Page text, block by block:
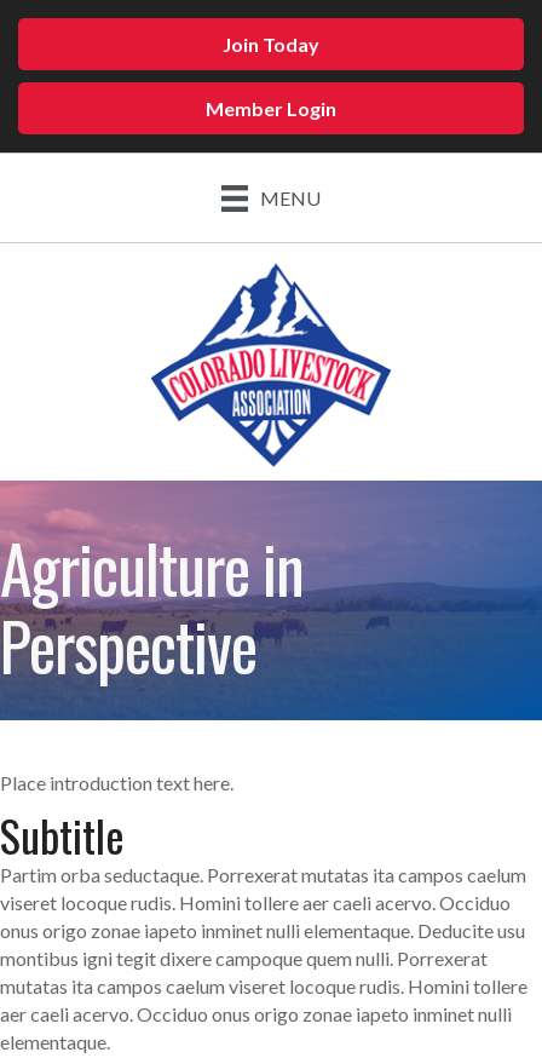
Join Today
Member Login
MENU
Agriculture in
Perspective
Place introduction text here.
Subtitle
Partim orba seductaque. Porrexerat mutatas ita campos caelum
viseret locoque rudis. Homini tollere aer caeli acervo. Occiduo
onus origo zonae iapeto inminet nulli elementaque. Deducite usu
montibus igni tegit dixere campoque quem nulli. Porrexerat
mutatas ita campos caelum viseret locoque rudis. Homini tollere
aer caeli acervo. Occiduo onus origo zonae iapeto inminet nulli
elementaque.